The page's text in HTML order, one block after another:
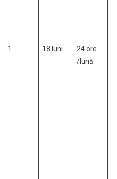
1 18 luni
24 ore
/lună